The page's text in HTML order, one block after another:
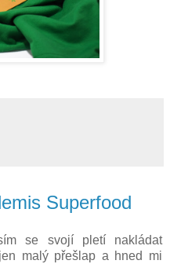
Superfood
se svojí pletí nakládat
malý přešlap a hned mi